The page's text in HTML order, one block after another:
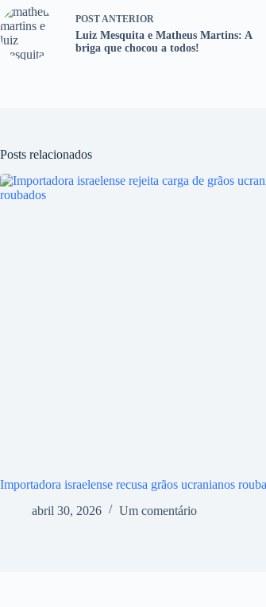
POST ANTERIOR
Luiz Mesquita e Matheus Martins: A
briga que chocou a todos!
Posts relacionados
Importadora israelense recusa grãos ucranianos
abril 30, 2026
Um comentário